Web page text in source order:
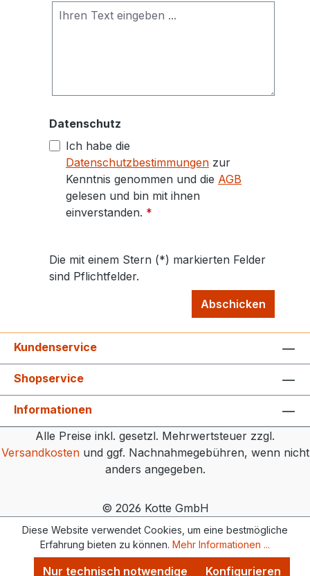
Datenschutz
Ich habe die
Datenschutzbestimmungen zur
Kenntnis genommen und die AGB
gelesen und bin mit ihnen
einverstanden. *
Die mit einem Stern (*) markierten Felder
sind Pflichtfelder.
Abschicken
Kundenservice
Shopservice
Informationen
Alle Preise inkl. gesetzl. Mehrwertsteuer zzgl.
Versandkostenund ggf. Nachnahmegebühren, wenn nicht
anders angegeben.
© 2026 Kotte GmbH
Diese Website verwendet Cookies, um eine bestmögliche
Erfahrung bieten zu können. Mehr Informationen ...
Nur technisch notwendige Konfigurieren